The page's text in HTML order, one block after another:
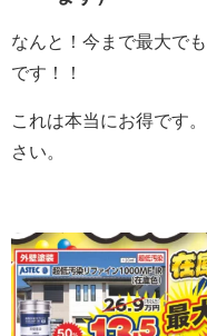
なんと！今まで最大で
です！！
これは本当にお得です
さい。